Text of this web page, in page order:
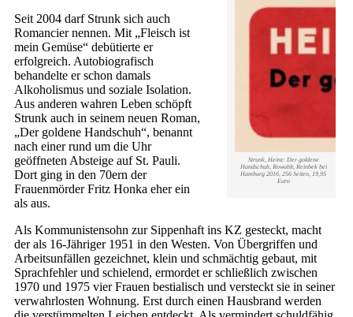
Strunk, Heinz: Der goldene
Handschuh, Rowohlt, Reinbek bei
Hamburg 2016, 256 Seiten, 19,95
Euro
Seit 2004 darf Strunk sich auch
Romancier nennen. Mit „Fleisch ist
mein Gemüse“ debütierte er
erfolgreich. Autobiografisch
behandelte er schon damals
Alkoholismus und soziale Isolation.
Aus anderen wahren Leben schöpft
Strunk auch in seinem neuen Roman,
„Der goldene Handschuh“, benannt
nach einer rund um die Uhr
geöffneten Absteige auf St. Pauli.
Dort ging in den 70ern der
Frauenmörder Fritz Honka eher ein
als aus.
Als Kommunistensohn zur Sippenhaft ins KZ gesteckt, macht
der als 16-Jähriger 1951 in den Westen. Von Übergriffen und
Arbeitsunfällen gezeichnet, klein und schmächtig gebaut, mit
Sprachfehler und schielend, ermordet er schließlich zwischen
1970 und 1975 vier Frauen bestialisch und versteckt sie in seiner
verwahrlosten Wohnung. Erst durch einen Hausbrand werden